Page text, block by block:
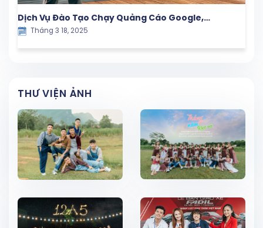
Dịch Vụ Đào Tạo Chạy Quảng Cáo Google,
Facebook và TikTok – Giải Pháp Marketing Hiệu
Quả
Tháng 3 18, 2025
THƯ VIỆN ẢNH